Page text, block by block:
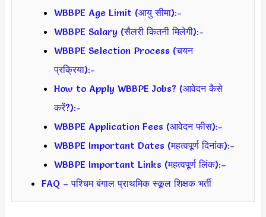
WBBPE Age Limit (आयु सीमा):-
WBBPE Salary (सैलरी कितनी मिलेगी):-
WBBPE Selection Process (चयन
प्रक्रिया):-
How to Apply WBBPE Jobs? (आवेदन कैसे
करें?):-
WBBPE Application Fees (आवेदन फीस):-
WBBPE Important Dates (महत्वपूर्ण दिनांक):-
WBBPE Important Links (महत्वपूर्ण लिंक):–
FAQ – पश्चिम बंगाल प्राथमिक स्कूल शिक्षक भर्ती